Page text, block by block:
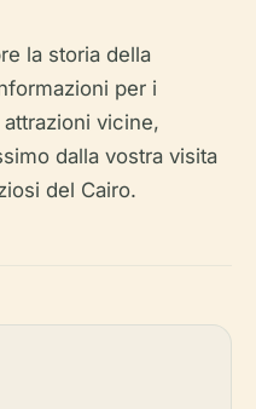
la storia della
per i
vicine,
dalla vostra visita
del Cairo.